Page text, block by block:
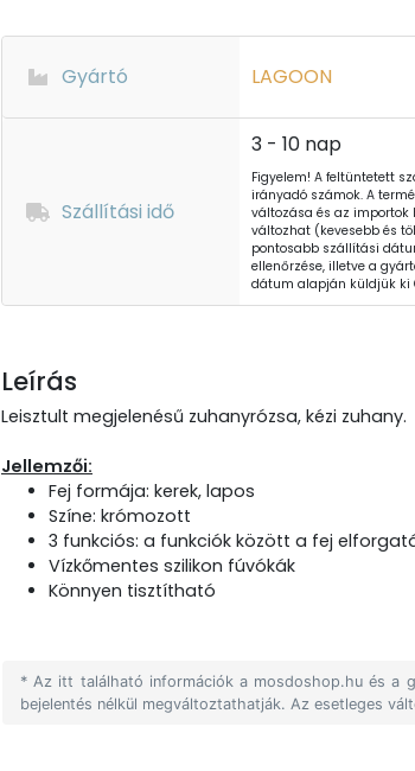
Gyártó LAGOON
Szállítási idő
3 - 10 nap
Figyelem! A feltüntetett
irányadó számok. A
változása és az importok
változhat (kevesebb és
pontosabb szállítási
ellenőrzése, illetve a
dátum alapján küldjük ki
Leírás
Leisztult megjelenésű zuhanyrózsa, kézi zuhany.
Jellemzői:
Fej formája: kerek, lapos
Színe: krómozott
3 funkciós: a funkciók között a fej
Vízkőmentes szilikon fúvókák
Könnyen tisztítható
* Az itt található információk a mosdoshop.hu és a
bejelentés nélkül megváltoztathatják. Az esetleges